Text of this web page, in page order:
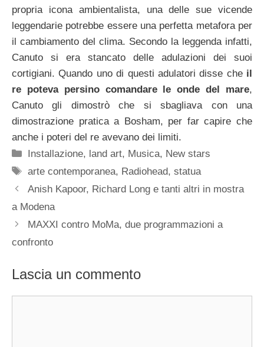
propria icona ambientalista, una delle sue vicende
leggendarie potrebbe essere una perfetta metafora per
il cambiamento del clima. Secondo la leggenda infatti,
Canuto si era stancato delle adulazioni dei suoi
cortigiani. Quando uno di questi adulatori disse cheil
re poteva persino comandare le onde del mare,
Canuto gli dimostrò che si sbagliava con una
dimostrazione pratica a Bosham, per far capire che
anche i poteri del re avevano dei limiti.
Categorie
Installazione, land art, Musica, New stars
Tag
arte contemporanea, Radiohead,statua
Anish Kapoor, Richard Long e tanti altri in mostra
a Modena
MAXXI contro MoMa, due programmazioni a
confronto
Lascia un commento